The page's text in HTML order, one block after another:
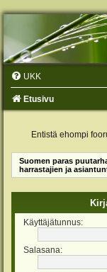
UKK
Etusivu
Entistä ehompi
Suomen paras
harrastajien ja
Käyttäjätunnus:
Salasana: